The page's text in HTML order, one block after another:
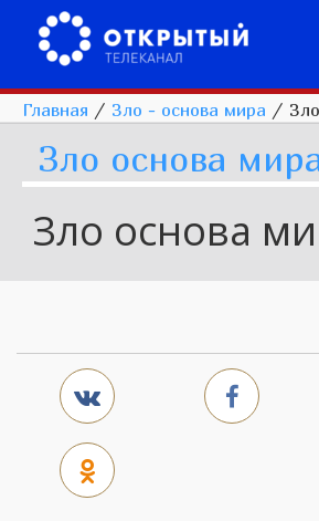
Главная / Зло - основа мира /
Зло основа
Зло основа